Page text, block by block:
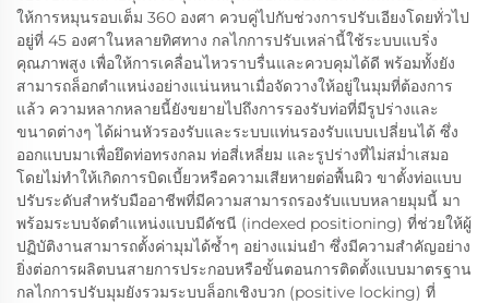
ให้การหมุนรอบเต็ม 360 องศา ควบคู่ไปกับช่วงการปรับเอียงโดยทั่วไป
อยู่ที่ 45 องศาในหลายทิศทาง กลไกการปรับเหล่านี้ใช้ระบบแบริ่ง
คุณภาพสูง เพื่อให้การเคลื่อนไหวราบรื่นและควบคุมได้ดี พร้อมทั้งยัง
สามารถล็อกตำแหน่งอย่างแน่นหนาเมื่อจัดวางให้อยู่ในมุมที่ต้องการ
แล้ว ความหลากหลายนี้ยังขยายไปถึงการรองรับท่อที่มีรูปร่างและ
ขนาดต่างๆ ได้ผ่านหัวรองรับและระบบแท่นรองรับแบบเปลี่ยนได้ ซึ่ง
ออกแบบมาเพื่อยึดท่อทรงกลม ท่อสี่เหลี่ยม และรูปร่างที่ไม่สม่ำเสมอ
โดยไม่ทำให้เกิดการบิดเบี้ยวหรือความเสียหายต่อพื้นผิว ขาตั้งท่อแบบ
ปรับระดับสำหรับมืออาชีพที่มีความสามารถรองรับแบบหลายมุมนี้ มา
พร้อมระบบจัดตำแหน่งแบบมีดัชนี (indexed positioning) ที่ช่วยให้ผู้
ปฏิบัติงานสามารถตั้งค่ามุมได้ซ้ำๆ อย่างแม่นยำ ซึ่งมีความสำคัญอย่าง
ยิ่งต่อการผลิตบนสายการประกอบหรือขั้นตอนการติดตั้งแบบมาตรฐาน
กลไกการปรับมุมยังรวมระบบล็อกเชิงบวก (positive locking) ที่